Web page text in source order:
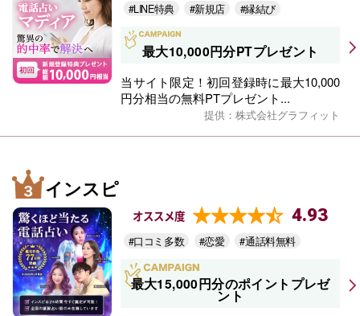
#LINE特典 #新規店 #縁結び
最大10,000円分PTプレゼント
当サイト限定！初回登録時に最大10,000
円分相当の無料PTプレゼント...
提供：株式会社グラフィット
インスピ
オススメ度 4.93
#口コミ多数 #恋愛 #通話料無料
最大15,000円分のポイントプレゼ
ント